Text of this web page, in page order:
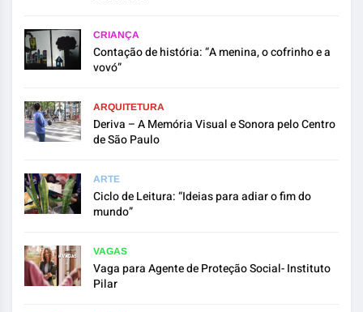
CRIANÇA
Contação de história: “A menina, o cofrinho e a
vovó”
ARQUITETURA
Deriva – A Memória Visual e Sonora pelo Centro
de São Paulo
ARTE
Ciclo de Leitura: “Ideias para adiar o fim do
mundo”
VAGAS
Vaga para Agente de Proteção Social- Instituto
Pilar